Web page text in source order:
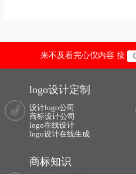
来不及看完心仪内容 按
logo设计定制
设计logo公司
商标设计公司
logo在线设计
logo设计在线生成
商标知识